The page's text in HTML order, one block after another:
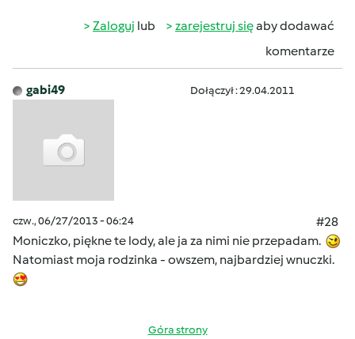
Zaloguj lub zarejestruj sięaby dodawać
komentarze
gabi49 Dołączył : 29.04.2011
czw., 06/27/2013 - 06:24
#28
Moniczko, piękne te lody, ale ja za nimi nie przepadam.
Natomiast moja rodzinka - owszem, najbardziej wnuczki.
Góra strony